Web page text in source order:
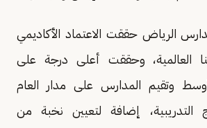
الرياض حققت الاعتماد الأكاديمي
العالمية، وحققت أعلى درجة على
وتقيم المدارس على مدار العام
التدريبية، إضافة لتعيين نخبة من